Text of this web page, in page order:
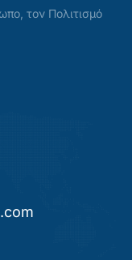
τον Πολιτισμό